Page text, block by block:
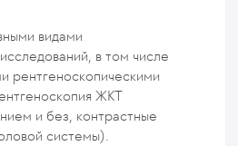
видами
в том числе
рентгеноскопическими
ЖКТ
и без, контрастные
системы).